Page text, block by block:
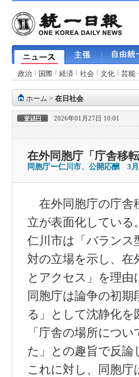
政治 国際 経済 社会 文化 芸能
ホーム > 在日社会
2026年01月27日 10:01
在外同胞庁「庁舎移
同胞庁ー仁川市、公開応酬 3
在外同胞庁の庁舎
立が表面化している。
仁川市は「バランス
対の立場を示し、在
とアクセス」を理
同胞庁は論争の初
る」として沈静化
「庁舎の場所につ
た」との趣旨で反論
これに対し、同胞